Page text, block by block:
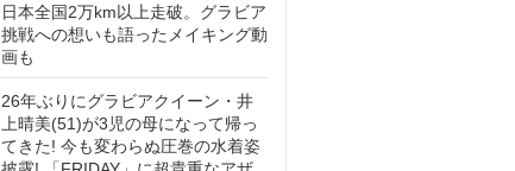
日本全国2万km以上走破。グラビア
挑戦への想いも語ったメイキング動
画も
26年ぶりにグラビアクイーン・井
上晴美(51)が3児の母になって帰っ
てきた! 今も変わらぬ圧巻の水着姿